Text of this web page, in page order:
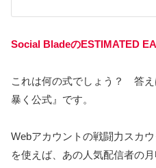
Social BladeのESTIMATED
これは何の式でしょう？ 答え
暴く公式』です。
Webアカウントの戦闘力スカ
を使えば、あの人気配信者の